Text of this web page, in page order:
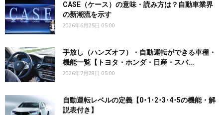
CASE（ケース）の意味・読み方は？自動車業界
の新潮流を示す
2026年6月25日 05:00
手放し（ハンズオフ）・自動運転ができる車種・
機能一覧【トヨタ・ホンダ・日産・スバ...
2026年7月28日 05:00
自動運転レベルの定義【0･1･2･3･4･5の機能・解
説表付き】